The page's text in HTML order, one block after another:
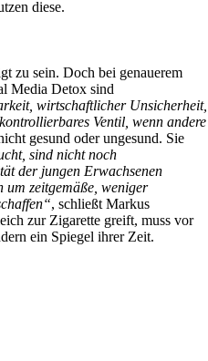
diese.
zu sein. Doch bei genauerem
Media Detox sind
wirtschaftlicher Unsicherheit,
Ventil, wenn andere
gesund oder ungesund. Sie
sind nicht noch
der jungen Erwachsenen
um zeitgemäße, weniger
, schließt Markus
zur Zigarette greift, muss vor
ein Spiegel ihrer Zeit.